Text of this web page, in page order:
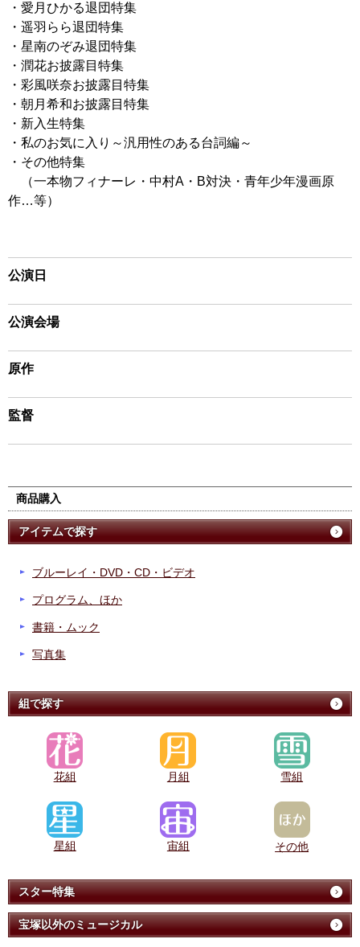
・愛月ひかる退団特集
・遥羽らら退団特集
・星南のぞみ退団特集
・潤花お披露目特集
・彩風咲奈お披露目特集
・朝月希和お披露目特集
・新入生特集
・私のお気に入り～汎用性のある台詞編～
・その他特集
（一本物フィナーレ・中村A・B対決・青年少年漫画原
作…等）
公演日
公演会場
原作
監督
商品購入
アイテムで探す
ブルーレイ・DVD・CD・ビデオ
プログラム、ほか
書籍・ムック
写真集
組で探す
花組 月組 雪組
星組 宙組 その他
スター特集
宝塚以外のミュージカル